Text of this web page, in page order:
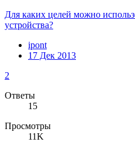
Для каких целей можно
устройства?
ipont
17 Дек 2013
2
Ответы
15
Просмотры
11K